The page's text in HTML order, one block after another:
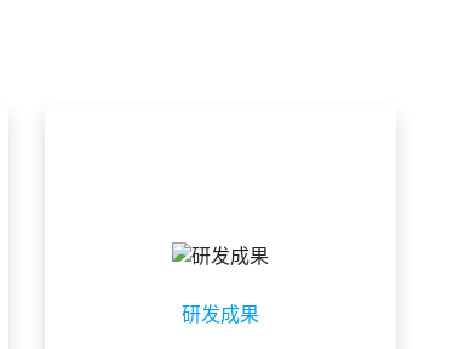
研发成果